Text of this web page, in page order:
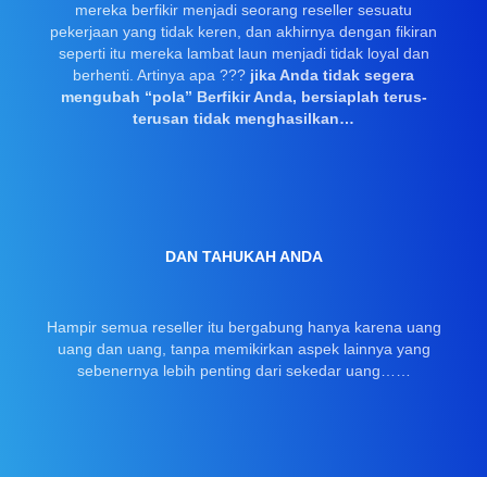
mereka berfikir menjadi seorang reseller sesuatu
pekerjaan yang tidak keren, dan akhirnya dengan fikiran
seperti itu mereka lambat laun menjadi tidak loyal dan
berhenti. Artinya apa ??? jika Anda tidak segera
mengubah “pola” Berfikir Anda, bersiaplah terus-
terusan tidak menghasilkan…
DAN TAHUKAH ANDA
Hampir semua reseller itu bergabung hanya karena uang
uang dan uang, tanpa memikirkan aspek lainnya yang
sebenernya lebih penting dari sekedar uang……